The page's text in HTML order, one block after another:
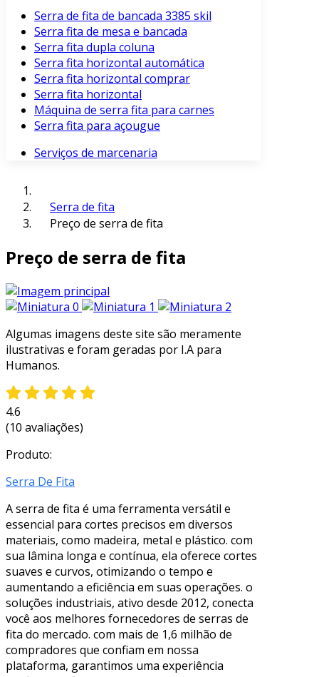
Serra de fita de bancada 3385 skil
Serra fita de mesa e bancada
Serra fita dupla coluna
Serra fita horizontal automática
Serra fita horizontal comprar
Serra fita horizontal
Máquina de serra fita para carnes
Serra fita para açougue
Serviços de marcenaria
Serra de fita
Preço de serra de fita
Preço de serra de fita
Algumas imagens deste site são meramente
ilustrativas e foram geradas por I.A para
Humanos.
4.6
(10 avaliações)
Produto:
Serra De Fita
A serra de fita é uma ferramenta versátil e
essencial para cortes precisos em diversos
materiais, como madeira, metal e plástico. com
sua lâmina longa e contínua, ela oferece cortes
suaves e curvos, otimizando o tempo e
aumentando a eficiência em suas operações. o
soluções industriais, ativo desde 2012, conecta
você aos melhores fornecedores de serras de
fita do mercado. com mais de 1,6 milhão de
compradores que confiam em nossa
plataforma, garantimos uma experiência